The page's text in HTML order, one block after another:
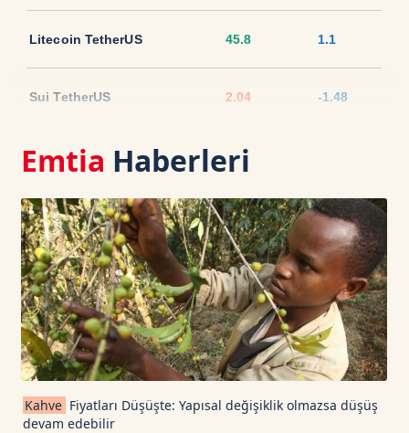
Litecoin TetherUS 45.8 1.1
Sui TetherUS 2.04 -1.48
Ripple TetherUS 1.0394
USD Coin TetherUS 1.0006 -0.04
USDT 1.0003 0
TRON TetherUS 0.3279 0.18
Cardano TetherUS 0.201 4.75
Emtia Haberleri
Kahve Fiyatları Düşüşte: Yapısal değişiklik olmazsa düşüş
devam edebilir